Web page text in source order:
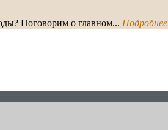
Поговорим о главном... Подробнее